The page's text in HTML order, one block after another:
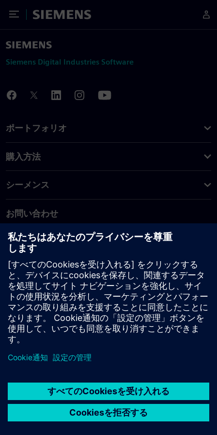
Toggle Menu
Siemens
Siemens Digital Industries Software
ポートフォリオ
購入方法
シーメンス
お問い合わせ
PLM製品のお問い合わせ
EDA製品のお問い合わせ
世界各地の事業拠点
サポート・センター
ご意見・ご要望
違法コピーの連絡先
© Siemens2026
タル・ミレニアム著作権法 (DMCA)
内部通報